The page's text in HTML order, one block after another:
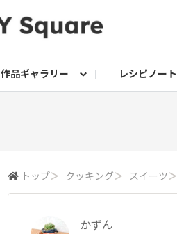
作品ギャラリー レシピノート
トップ＞ クッキング＞ スイーツ＞
かずん